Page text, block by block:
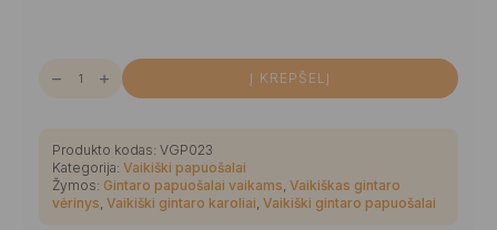
kiekis:
spalvos
gludinto
gintaro
gabalėlių
vaikiškas
Į KREPŠELĮ
Produkto kodas: VGP023
Kategorija: Vaikiški papuošalai
Žymos: Gintaro papuošalai vaikams, Vaikiškas gintaro
vėrinys, Vaikiški gintaro karoliai, Vaikiški gintaro papuošalai